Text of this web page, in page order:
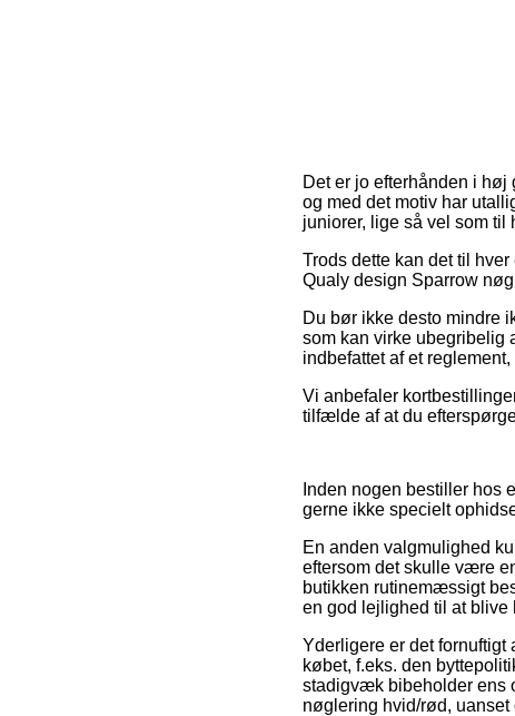
Det er jo efterhånden i
og med det motiv har
juniorer, lige så vel som til
Trods dette kan det til
Qualy design Sparrow
Du bør ikke desto mindre
som kan virke ubegribelig
indbefattet af et
Vi anbefaler
tilfælde af at du
Inden nogen bestiller hos
gerne ikke specielt
En anden valgmulighed
eftersom det skulle være
butikken rutinemæssigt
en god lejlighed til at blive
Yderligere er det
købet, f.eks. den
stadigvæk bibeholder ens
nøglering hvid/rød,